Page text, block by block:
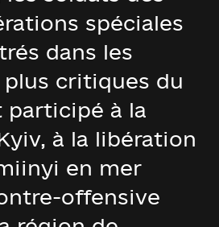
spéciales
dans les
plus critiques du
à la
à la libération
en mer
offensive